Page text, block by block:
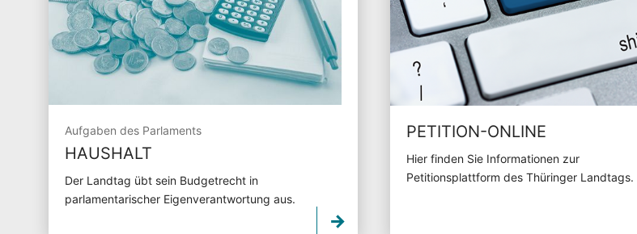
Aufgaben des Parlaments
HAUSHALT
Der Landtag übt sein Budgetrecht in
parlamentarischer Eigenverantwortung aus.
PETITION-ONLINE
Hier finden Sie Informationen zur
Petitionsplattform des Thüringer Landtags.